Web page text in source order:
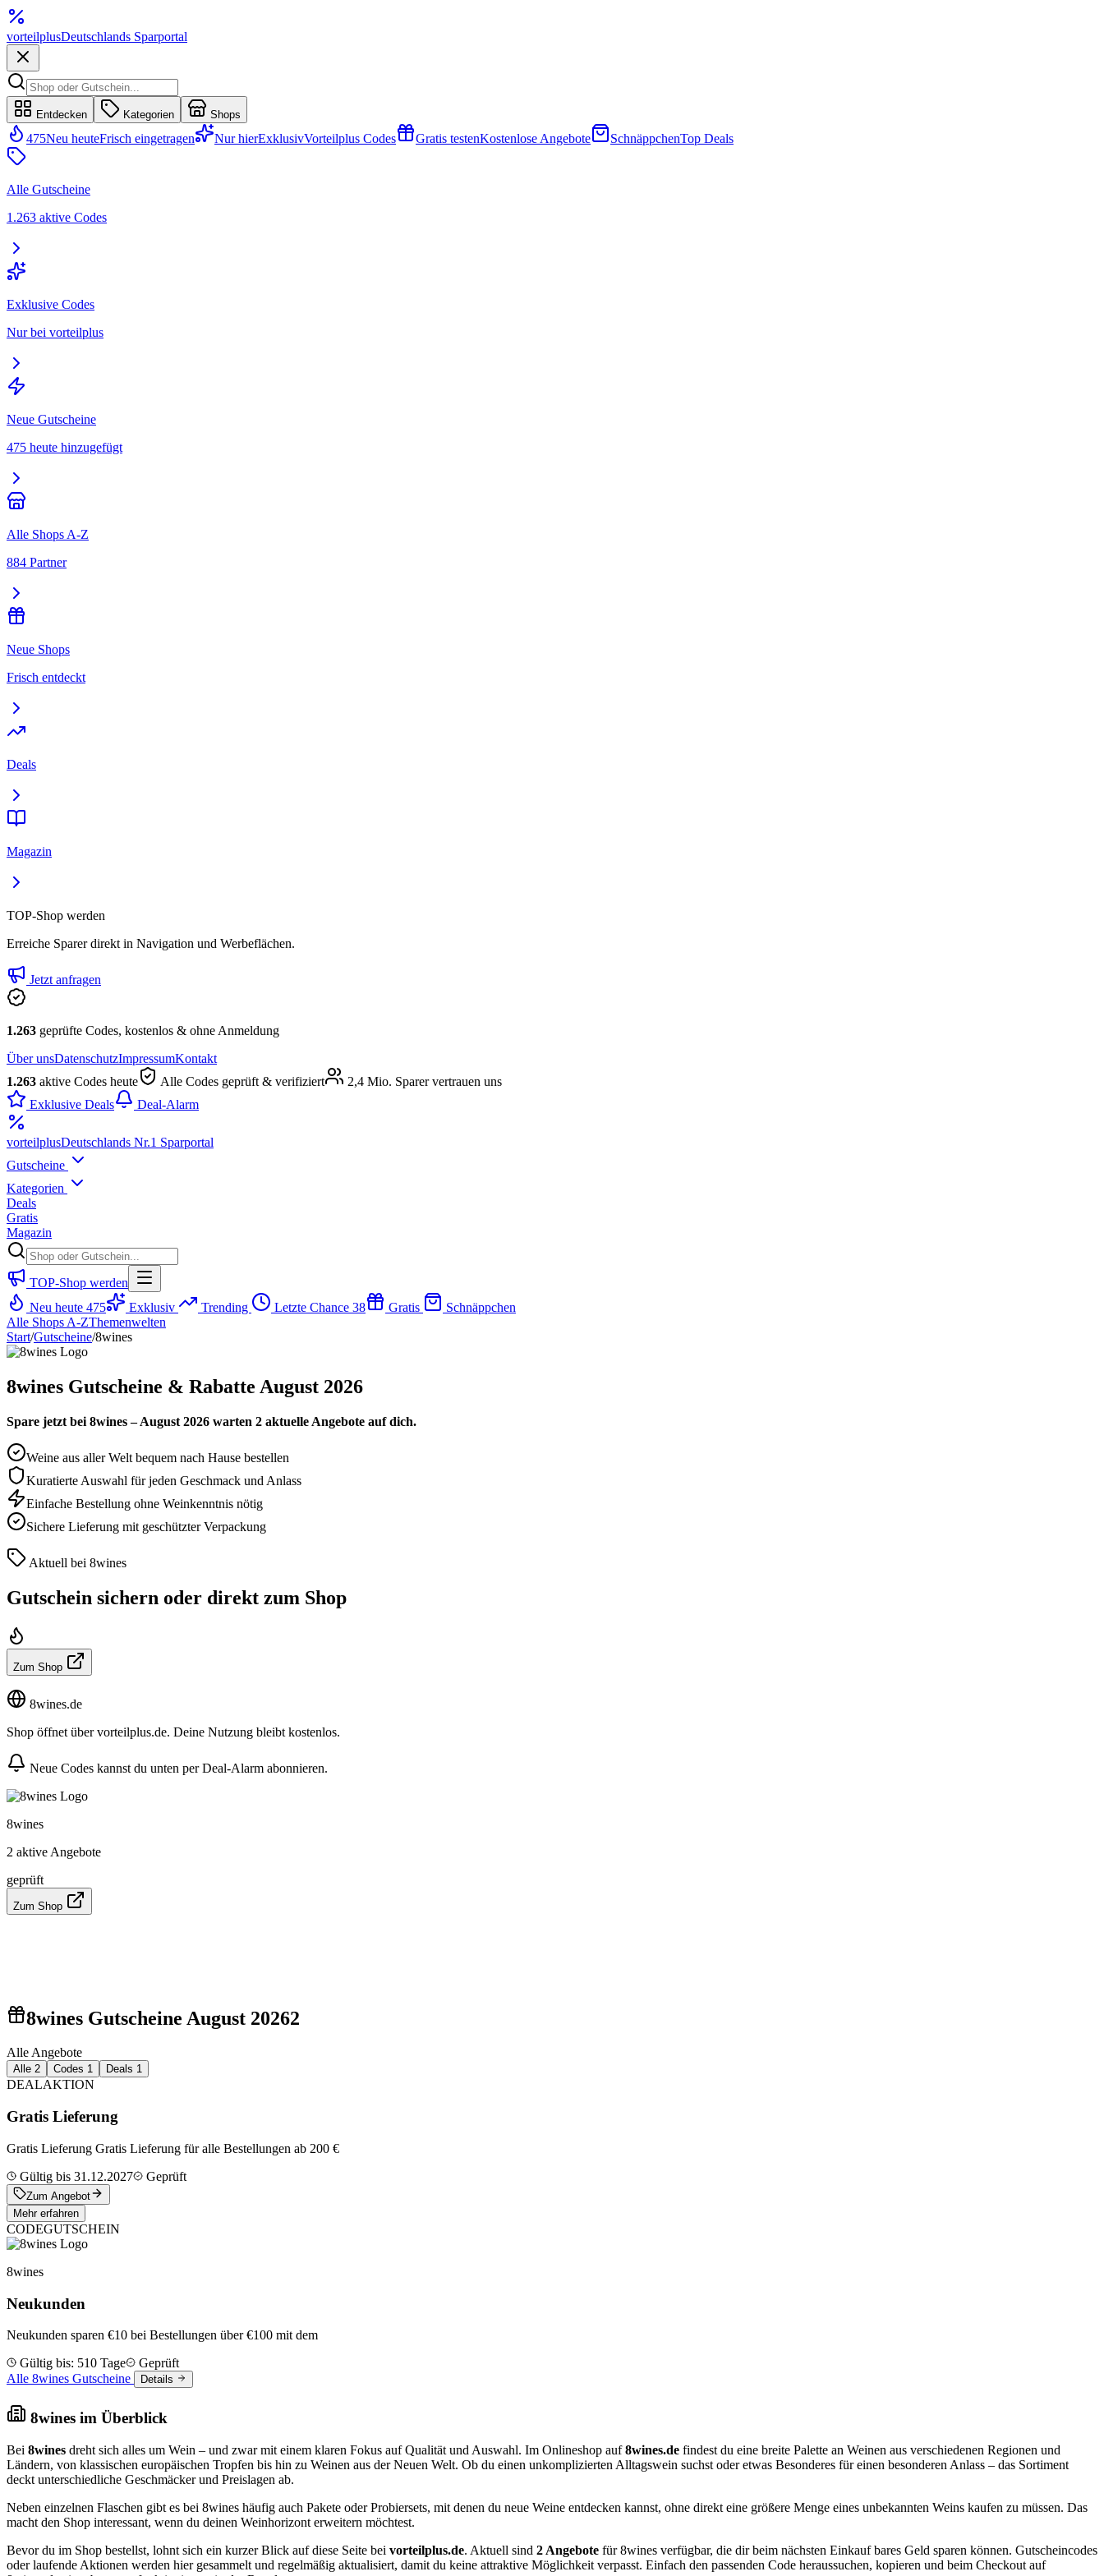
vorteilplusDeutschlands Sparportal
Entdecken Kategorien Shops
475Neu heuteFrisch eingetragen Nur hierExklusivVorteilplus Codes Gratis testenKostenlose Angebote SchnäppchenTop Deals
Alle Gutscheine
1.263 aktive Codes
Exklusive Codes
Nur bei vorteilplus
Neue Gutscheine
475 heute hinzugefügt
Alle Shops A-Z
884 Partner
Neue Shops
Frisch entdeckt
Deals
Magazin
TOP-Shop werden
Erreiche Sparer direkt in Navigation und Werbeflächen.
Jetzt anfragen
1.263 geprüfte Codes, kostenlos & ohne Anmeldung
Über unsDatenschutzImpressumKontakt
1.263 aktive Codes heute Alle Codes geprüft & verifiziert
2,4 Mio. Sparer vertrauen uns
Exklusive Deals
Deal-Alarm
vorteilplusDeutschlands Nr.1 Sparportal
Gutscheine
Kategorien
Deals
Gratis
Magazin
TOP-Shop werden
Neu heute 475 Exklusiv Trending Letzte Chance 38 Gratis
Schnäppchen
Alle Shops A-ZThemenwelten
Start/Gutscheine/8wines
8wines Gutscheine & Rabatte August 2026
Spare jetzt bei 8wines – August 2026 warten 2 aktuelle Angebote auf dich.
Weine aus aller Welt bequem nach Hause bestellen
Kuratierte Auswahl für jeden Geschmack und Anlass
Einfache Bestellung ohne Weinkenntnis nötig
Sichere Lieferung mit geschützter Verpackung
Aktuell bei 8wines
Gutschein sichern oder direkt zum Shop
Zum Shop
8wines.de
Shop öffnet über vorteilplus.de. Deine Nutzung bleibt kostenlos.
Neue Codes kannst du unten per Deal-Alarm abonnieren.
8wines
2 aktive Angebote
geprüft
Zum Shop
8wines Gutscheine August 20262
Alle Angebote
Alle 2 Codes 1 Deals 1
DEALAKTION
Gratis Lieferung
Gratis Lieferung Gratis Lieferung für alle Bestellungen ab 200 €
Gültig bis 31.12.2027
Geprüft
Zum Angebot
Mehr erfahren
CODEGUTSCHEIN
8wines
Neukunden
Neukunden sparen €10 bei Bestellungen über €100 mit dem
Gültig bis: 510 Tage
Geprüft
Alle 8wines Gutscheine
Details
8wines im Überblick
Bei 8wines dreht sich alles um Wein – und zwar mit einem klaren Fokus auf Qualität und Auswahl. Im Onlineshop auf8wines.de findest du eine breite Palette an Weinen aus verschiedenen Regionen und
Ländern, von klassischen europäischen Tropfen bis hin zu Weinen aus der Neuen Welt. Ob du einen unkomplizierten Alltagswein suchst oder etwas Besonderes für einen besonderen Anlass – das Sortiment
deckt unterschiedliche Geschmäcker und Preislagen ab.
Neben einzelnen Flaschen gibt es bei 8wines häufig auch Pakete oder Probiersets, mit denen du neue Weine entdecken kannst, ohne direkt eine größere Menge eines unbekannten Weins kaufen zu müssen. Das
macht den Shop interessant, wenn du deinen Weinhorizont erweitern möchtest.
Bevor du im Shop bestellst, lohnt sich ein kurzer Blick auf diese Seite bei vorteilplus.de. Aktuell sind 2 Angebote für 8wines verfügbar, die dir beim nächsten Einkauf bares Geld sparen können. Gutscheincodes
oder laufende Aktionen werden hier gesammelt und regelmäßig aktualisiert, damit du keine attraktive Möglichkeit verpasst. Einfach den passenden Code heraussuchen, kopieren und beim Checkout auf